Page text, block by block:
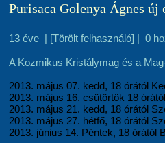
Purisaca Golenya Ágnes új
13 éve | [Törölt felhasználó] | 0
A Kozmikus Kristálymag és a
2013. május 07. kedd, 18 órától
2013. május 16. csütörtök 18
2013. május 21. kedd, 18 órától
2013. május 27. hétfő, 18 órától
2013. június 14. Péntek, 18 órától